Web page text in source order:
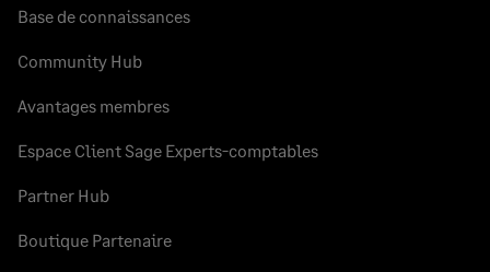
Base de connaissances
Community Hub
Avantages membres
Espace Client Sage Experts-comptables
Partner Hub
Boutique Partenaire